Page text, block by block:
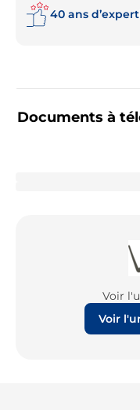
Documents à
40 ans
Voir
Voir